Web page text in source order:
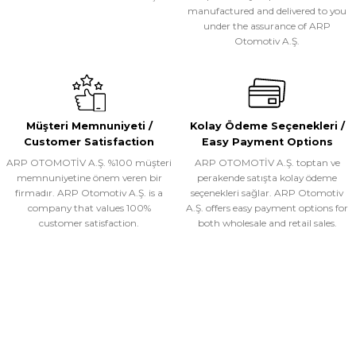
ARP OTOMOTİV A.Ş.
NS005- SUPERSTAR CHROME YAN BASAMAK
Ürünü İncele
ARP OTOMOTİV A.Ş.
BB005- DELUX YAN BASAMAK
manufactured and delivered to you
under the assurance of ARP
Otomotiv A.Ş.
Müşteri Memnuniyeti /
Customer Satisfaction
ARP OTOMOTİV A.Ş. %100 müşteri
memnuniyetine önem veren bir
firmadır. ARP Otomotiv A.Ş. is a
company that values 100%
customer satisfaction.
Kolay Ödeme Seçenekleri /
Easy Payment Options
ARP OTOMOTİV A.Ş. toptan ve
perakende satışta kolay ödeme
seçenekleri sağlar. ARP Otomotiv
A.Ş. offers easy payment options for
both wholesale and retail sales.